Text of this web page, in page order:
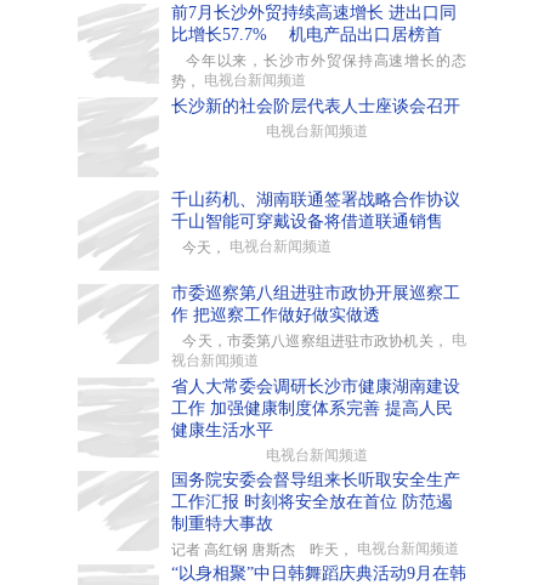
前7月长沙外贸持续高速增长 进出口同
比增长57.7% 机电产品出口居榜首
今年以来，长沙市外贸保持高速增长的态
势， 电视台新闻频道
长沙新的社会阶层代表人士座谈会召开
电视台新闻频道
千山药机、湖南联通签署战略合作协议
千山智能可穿戴设备将借道联通销售
今天， 电视台新闻频道
市委巡察第八组进驻市政协开展巡察工
作 把巡察工作做好做实做透
今天，市委第八巡察组进驻市政协机关， 电
视台新闻频道
省人大常委会调研长沙市健康湖南建设
工作 加强健康制度体系完善 提高人民
健康生活水平
电视台新闻频道
国务院安委会督导组来长听取安全生产
工作汇报 时刻将安全放在首位 防范遏
制重特大事故
记者 高红钢 唐斯杰 昨天， 电视台新闻频道
“以身相聚”中日韩舞蹈庆典活动9月在韩